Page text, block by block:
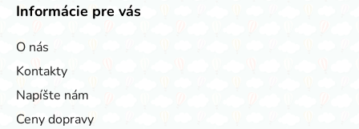
Informácie pre vás
O nás
Kontakty
Napíšte nám
Ceny dopravy